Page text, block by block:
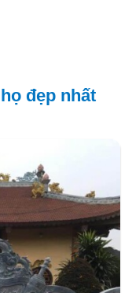
đẹp nhất